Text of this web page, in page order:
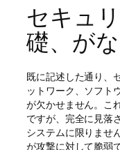
セキュ
礎、が
既に記述した通り、
ットワーク、ソフト
が欠かせません。こ
ですが、完全に見落
システムに限りませ
が攻撃に対して脆弱